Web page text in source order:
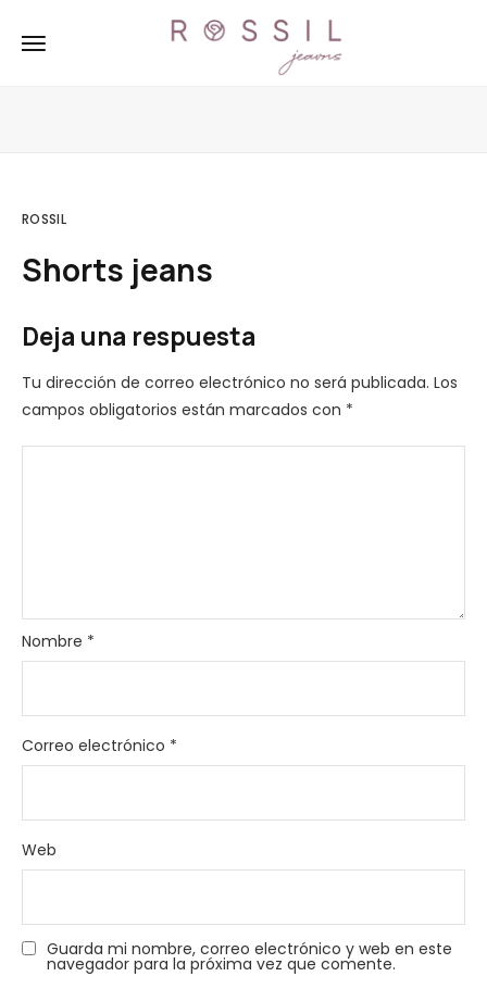
ROSSIL
Shorts jeans
Deja una respuesta
Tu dirección de correo electrónico no será publicada. Los
campos obligatorios están marcados con *
Nombre *
Correo electrónico *
Web
Guarda mi nombre, correo electrónico y web en este
navegador para la próxima vez que comente.